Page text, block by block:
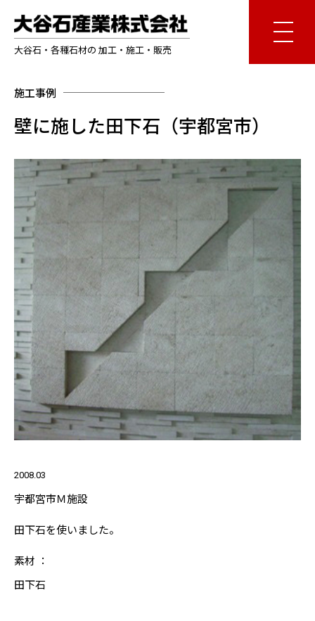
大谷石・各種石材の 加工・施工・販売
施工事例
壁に施した田下石（宇都宮市）
2008.03
宇都宮市Ｍ施設
田下石を使いました。
素材 ：
田下石